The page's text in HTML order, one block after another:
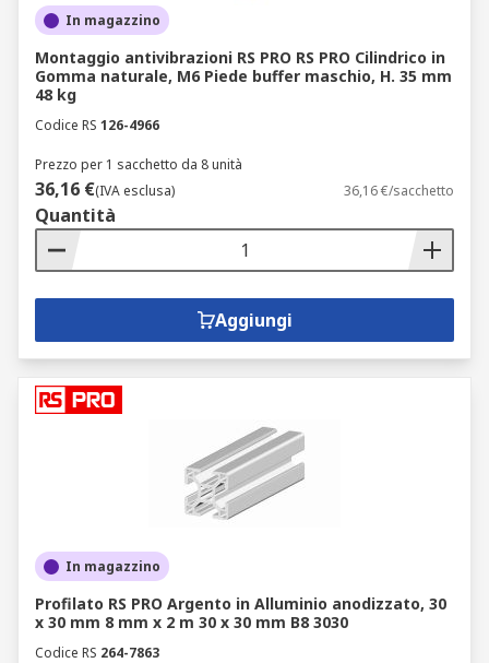
In magazzino
Montaggio antivibrazioni RS PRO RS PRO Cilindrico in
Gomma naturale, M6 Piede buffer maschio, H. 35 mm
48 kg
Codice RS 126-4966
Prezzo per 1 sacchetto da 8 unità
36,16 €(IVA esclusa) 36,16 €/sacchetto
Quantità
Aggiungi
In magazzino
Profilato RS PRO Argento in Alluminio anodizzato, 30
x 30 mm 8 mm x 2 m 30 x 30 mm B8 3030
Codice RS 264-7863